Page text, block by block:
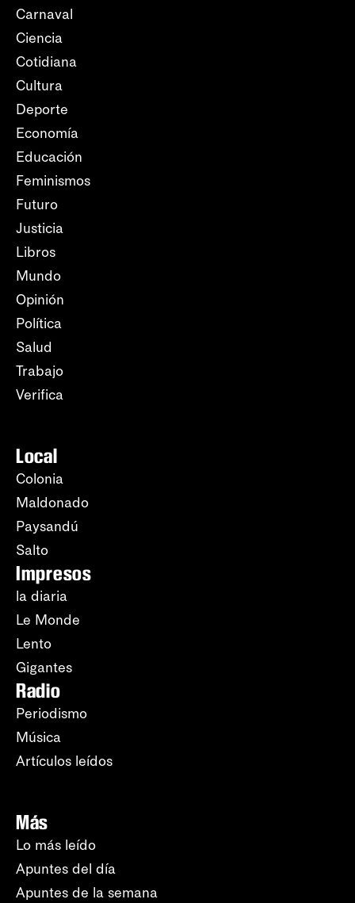
Carnaval
Ciencia
Cotidiana
Cultura
Deporte
Economía
Educación
Feminismos
Futuro
Justicia
Libros
Mundo
Opinión
Política
Salud
Trabajo
Verifica
Local
Colonia
Maldonado
Paysandú
Salto
Impresos
la diaria
Le Monde
Lento
Gigantes
Radio
Periodismo
Música
Artículos leídos
Más
Lo más leído
Apuntes del día
Apuntes de la semana